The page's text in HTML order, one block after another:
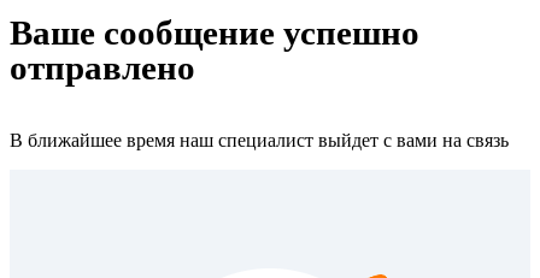
Ваше сообщение успешно
отправлено
В ближайшее время наш специалист выйдет с вами на связь